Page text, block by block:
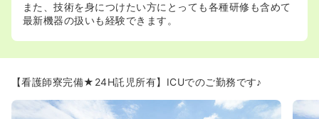
また、技術を身につけたい方にとっても各種研修も含めて
最新機器の扱いも経験できます。
【看護師寮完備★24H託児所有】ICUでのご勤務です♪